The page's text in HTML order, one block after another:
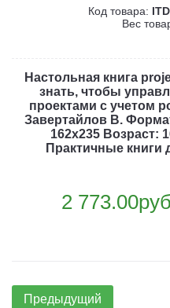
Код товара:
Вес
Настольная книга
знать, чтобы
проектами с учетом
Завертайлов В.
162х235 Возраст:
Практичные книги
2
Предыдущий